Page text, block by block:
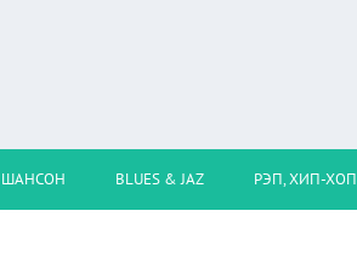
ШАНСОН BLUES & JAZ РЭП, ХИП-ХОП